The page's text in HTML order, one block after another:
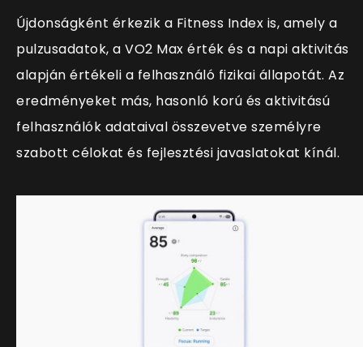
Újdonságként érkezik a Fitness Index is, amely a
pulzusadatok, a VO2 Max érték és a napi aktivitás
alapján értékeli a felhasználó fizikai állapotát. Az
eredményeket más, hasonló korú és aktivitású
felhasználók adataival összevetve személyre
szabott célokat és fejlesztési javaslatokat kínál.